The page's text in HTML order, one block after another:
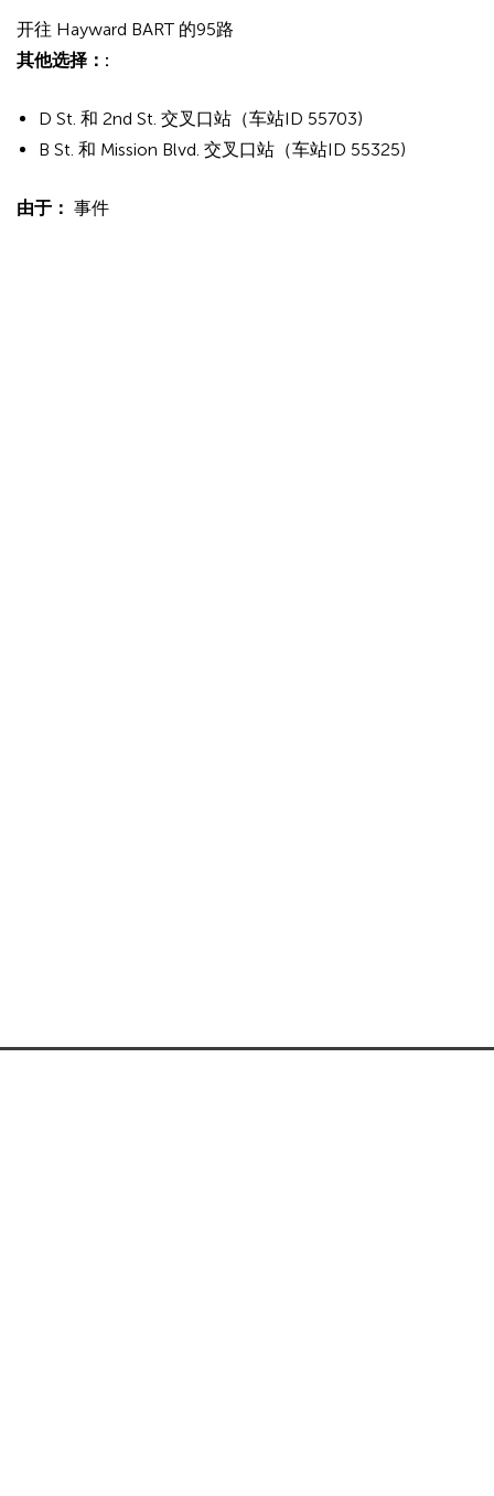
开往 Hayward BART 的95路
其他选择：:
D St. 和 2nd St. 交叉口站（车站ID 55703)
B St. 和 Mission Blvd. 交叉口站（车站ID 55325)
由于： 事件